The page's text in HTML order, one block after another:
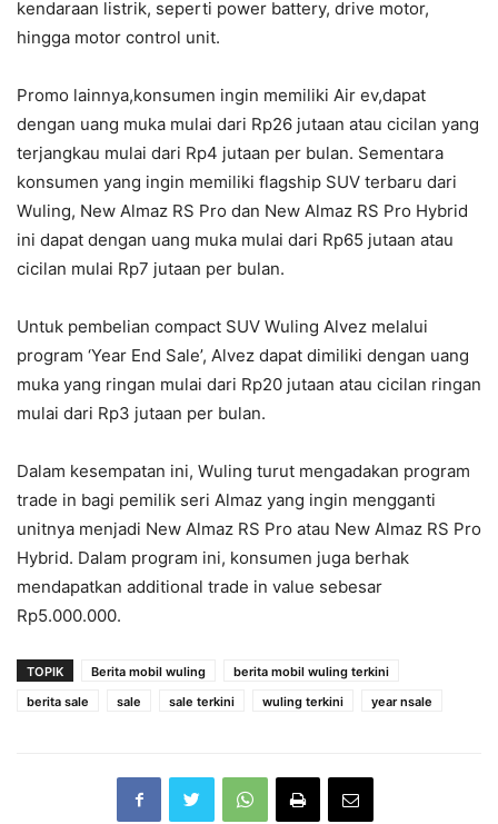
kendaraan listrik, seperti power battery, drive motor,
hingga motor control unit.
Promo lainnya,konsumen ingin memiliki Air ev,dapat
dengan uang muka mulai dari Rp26 jutaan atau cicilan yang
terjangkau mulai dari Rp4 jutaan per bulan. Sementara
konsumen yang ingin memiliki flagship SUV terbaru dari
Wuling, New Almaz RS Pro dan New Almaz RS Pro Hybrid
ini dapat dengan uang muka mulai dari Rp65 jutaan atau
cicilan mulai Rp7 jutaan per bulan.
Untuk pembelian compact SUV Wuling Alvez melalui
program ‘Year End Sale’, Alvez dapat dimiliki dengan uang
muka yang ringan mulai dari Rp20 jutaan atau cicilan ringan
mulai dari Rp3 jutaan per bulan.
Dalam kesempatan ini, Wuling turut mengadakan program
trade in bagi pemilik seri Almaz yang ingin mengganti
unitnya menjadi New Almaz RS Pro atau New Almaz RS Pro
Hybrid. Dalam program ini, konsumen juga berhak
mendapatkan additional trade in value sebesar
Rp5.000.000.
TOPIK Berita mobil wuling
berita mobil wuling terkini
berita sale
sale sale terkini wuling terkini year nsale